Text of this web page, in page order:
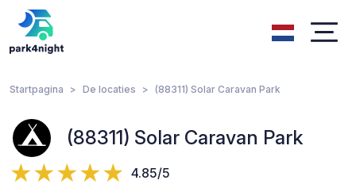
Startpagina De locaties (88311) Solar Caravan Park
(88311) Solar Caravan Park
4.85/5